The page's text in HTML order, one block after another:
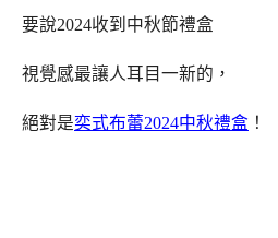
要說2024收到中秋節禮盒
視覺感最讓人耳目一新的，
絕對是奕式布蕾2024中秋禮盒 ！